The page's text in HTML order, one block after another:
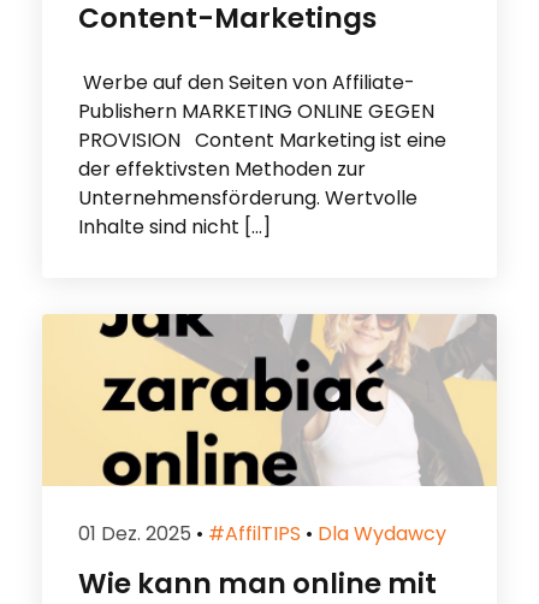
Content-Marketings
Werbe auf den Seiten von Affiliate-
Publishern MARKETING ONLINE GEGEN
PROVISION Content Marketing ist eine
der effektivsten Methoden zur
Unternehmensförderung. Wertvolle
Inhalte sind nicht […]
01 Dez. 2025 • #affilTIPS • Dla Wydawcy
Wie kann man online mit